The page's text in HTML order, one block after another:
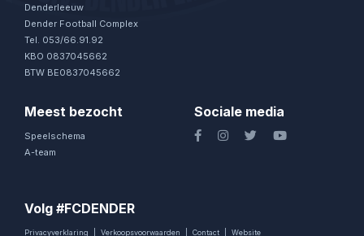
Denderleeuw
Dender Football Complex
Tel. 053/66.91.92
KBO 0837045662
BTW BE0837045662
Meest bezocht
Speelschema
A-team
Sociale media
Volg #FCDENDER
Privacyverklaring Verkoopsvoorwaarden Contact Website